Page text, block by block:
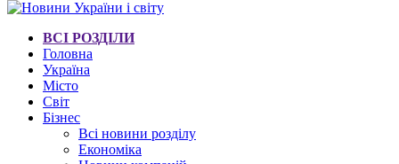
ВСІ РОЗДІЛИ
Головна
Україна
Місто
Світ
Бізнес
Всі новини розділу
Економіка